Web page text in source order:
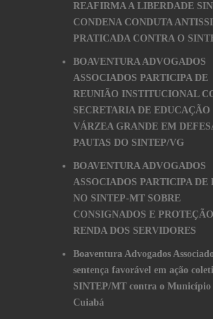
REAFIRMA A LIBERDADE
CONDENA CONDUTA
PRATICADA CONTRA O
BOAVENTURA ADVOGADOS
ASSOCIADOS PARTICIPA DE
REUNIÃO INSTITUCIONAL
SECRETARIA DE EDUCAÇÃO
VÁRZEA GRANDE EM
PAUTAS DO SINTEP/VG
BOAVENTURA ADVOGADOS
ASSOCIADOS PARTICIPA DE
NO SINTEP-MT SOBRE
CONSIGNADOS E
RENDA DOS SERVIDORES
Boaventura Advogados
sentença favorável em ação
SINTEP/MT contra o Município
Cuiabá